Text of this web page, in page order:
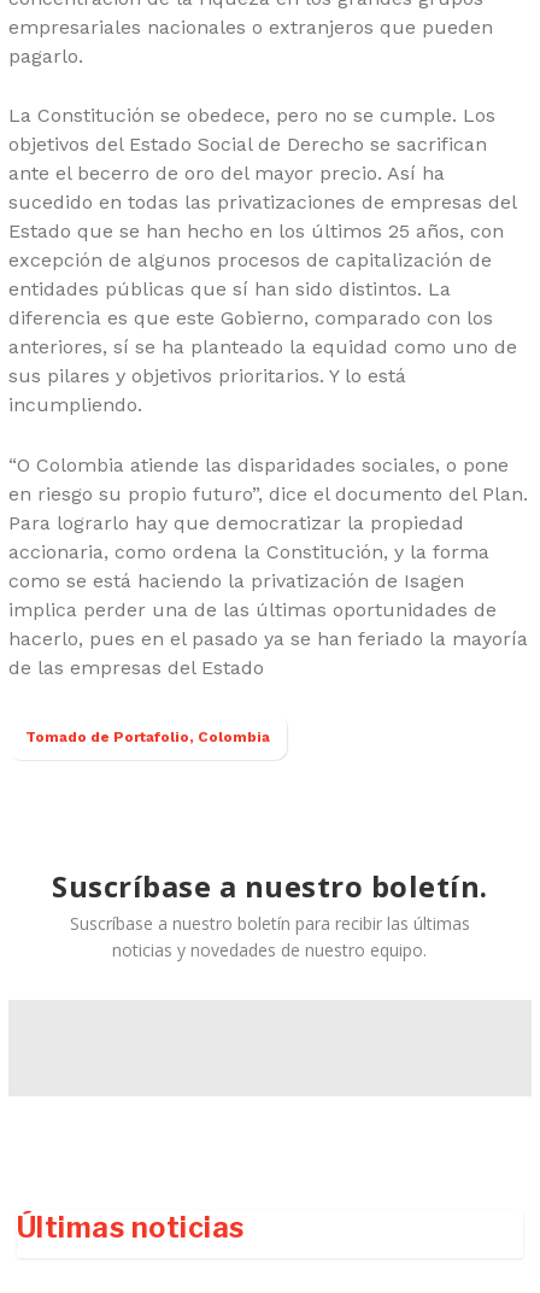
empresariales nacionales o extranjeros que pueden
pagarlo.
La Constitución se obedece, pero no se cumple. Los
objetivos del Estado Social de Derecho se sacrifican
ante el becerro de oro del mayor precio. Así ha
sucedido en todas las privatizaciones de empresas del
Estado que se han hecho en los últimos 25 años, con
excepción de algunos procesos de capitalización de
entidades públicas que sí han sido distintos. La
diferencia es que este Gobierno, comparado con los
anteriores, sí se ha planteado la equidad como uno de
sus pilares y objetivos prioritarios. Y lo está
incumpliendo.
“O Colombia atiende las disparidades sociales, o pone
en riesgo su propio futuro”, dice el documento del Plan.
Para lograrlo hay que democratizar la propiedad
accionaria, como ordena la Constitución, y la forma
como se está haciendo la privatización de Isagen
implica perder una de las últimas oportunidades de
hacerlo, pues en el pasado ya se han feriado la mayoría
de las empresas del Estado
Tomado de Portafolio, Colombia
Suscríbase a nuestro boletín.
Suscríbase a nuestro boletín para recibir las últimas
noticias y novedades de nuestro equipo.
Últimas noticias